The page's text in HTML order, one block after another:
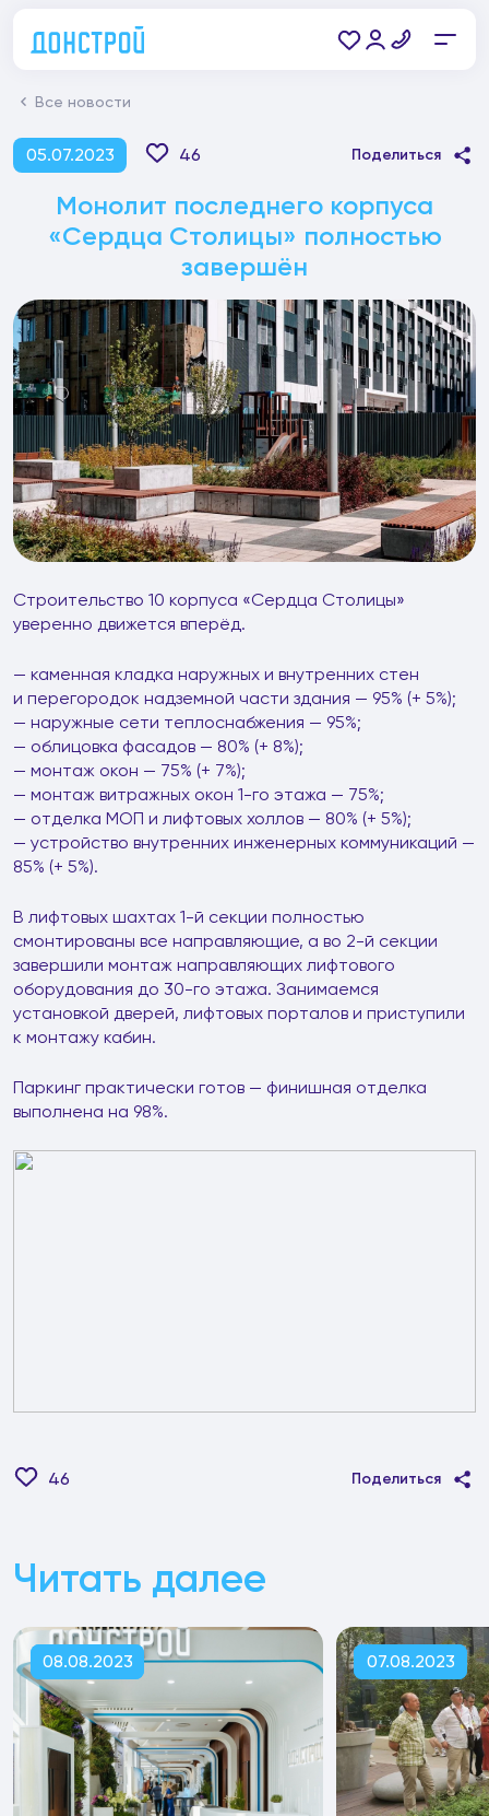
Все новости
05.07.2023 46 Поделиться
Монолит последнего корпуса
«Сердца Столицы» полностью
завершён
Строительство 10 корпуса «Сердца Столицы»
уверенно движется вперёд.
— каменная кладка наружных и внутренних стен
и перегородок надземной части здания — 95% (+ 5%);
— наружные сети теплоснабжения — 95%;
— облицовка фасадов — 80% (+ 8%);
— монтаж окон — 75% (+ 7%);
— монтаж витражных окон 1-го этажа — 75%;
— отделка МОП и лифтовых холлов — 80% (+ 5%);
— устройство внутренних инженерных коммуникаций —
85% (+ 5%).
В лифтовых шахтах 1-й секции полностью
смонтированы все направляющие, а во 2-й секции
завершили монтаж направляющих лифтового
оборудования до 30-го этажа. Занимаемся
установкой дверей, лифтовых порталов и приступили
к монтажу кабин.
Паркинг практически готов — финишная отделка
выполнена на 98%.
46 Поделиться
Читать далее
08.08.2023 07.08.2023